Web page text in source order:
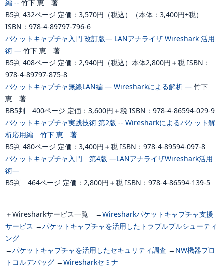
編 -- 竹下 恵 著
B5判 432ページ 定価：3,570円（税込）（本体：3,400円+税）
ISBN：978-4-89797-796-6
パケットキャプチャ入門 改訂版― LANアナライザ Wireshark 活用
術 ― 竹下 恵 著
B5判 408ページ 定価：2,940円（税込）本体2,800円＋税 ISBN：
978-4-89797-875-8
パケットキャプチャ無線LAN編 ― Wiresharkによる解析 ― 竹下
恵 著
BB5判 400ページ 定価：3,600円＋税 ISBN：978-4-86594-029-9
パケットキャプチャ実践技術 第2版 -- Wiresharkによるパケット解
析応用編 竹下 恵 著
B5判 480ページ 定価：3,400円＋税 ISBN：978-4-89594-097-8
パケットキャプチャ入門 第4版 ―LANアナライザWireshark活用
術―
B5判 464ページ 定価：2,800円＋税 ISBN：978-4-86594-139-5
＋Wiresharkサービス一覧 →Wiresharkパケットキャプチャ支援
サービス →パケットキャプチャを活用したトラブルブルシューティ
ング
→パケットキャプチャを活用したセキュリティ調査 → NW機器プロ
トコルデバッグ →Wiresharkセミナ